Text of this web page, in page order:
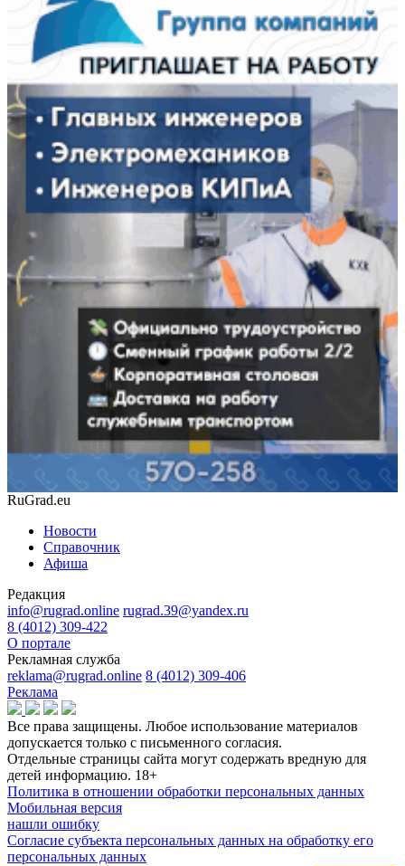
RuGrad.eu
Новости
Справочник
Афиша
Редакция
info@rugrad.online rugrad.39@yandex.ru
8 (4012) 309-422
О портале
Рекламная служба
reklama@rugrad.online 8 (4012) 309-406
Реклама
Все права защищены. Любое использование материалов
допускается только с письменного согласия.
Отдельные страницы сайта могут содержать вредную для
детей информацию. 18+
Политика в отношении обработки персональных данных
Мобильная версия
нашли ошибку
Согласие субъекта персональных данных на обработку его
персональных данных